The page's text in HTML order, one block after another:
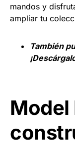
mandos y
ampliar tu
También
Model